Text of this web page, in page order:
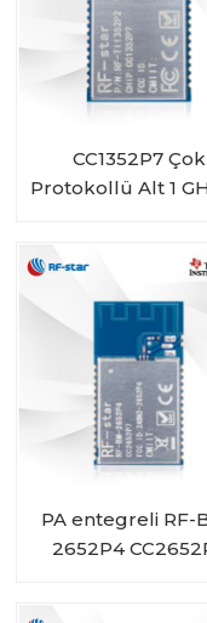
CC1352P7 Çok
Protokollü Alt 1
PA entegreli RF-
2652P4